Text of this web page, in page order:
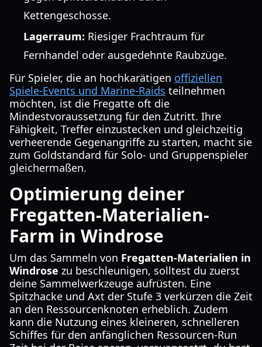
Kettengeschosse.
Lagerraum: Riesiger Frachtraum für
Fernhandel oder ausgedehnte Raubzüge.
Für Spieler, die an hochkarätigen offiziellen
Spiele-Events und Marine-Raids teilnehmen
möchten, ist die Fregatte oft die
Mindestvoraussetzung für den Zutritt. Ihre
Fähigkeit, Treffer einzustecken und gleichzeitig
verheerende Gegenangriffe zu starten, macht sie
zum Goldstandard für Solo- und Gruppenspieler
gleichermaßen.
Optimierung deiner
Fregatten-Materialien-
Farm in Windrose
Um das Sammeln von Fregatten-Materialien in
Windrose zu beschleunigen, solltest du zuerst
deine Sammelwerkzeuge aufrüsten. Eine
Spitzhacke und Axt der Stufe 3 verkürzen die Zeit
an den Ressourcenknoten erheblich. Zudem
kann die Nutzung eines kleineren, schnelleren
Schiffes für den anfänglichen Ressourcen-Run